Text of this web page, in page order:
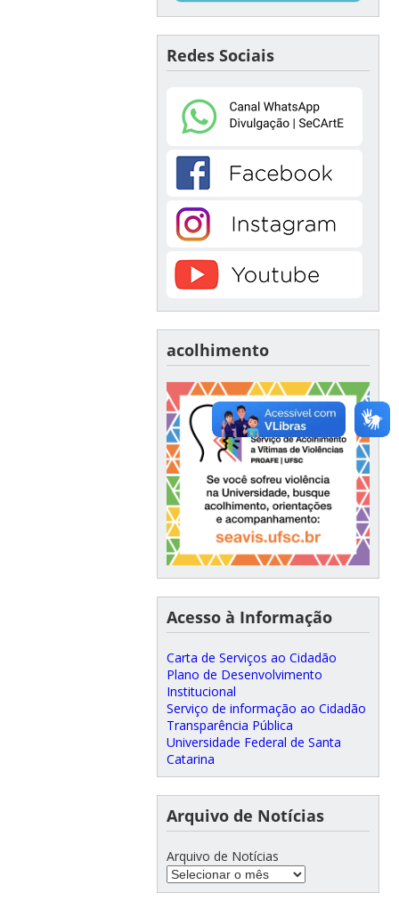
Redes Sociais
acolhimento
Acesso à Informação
Carta de Serviços ao Cidadão
Plano de Desenvolvimento
Institucional
Serviço de informação ao Cidadão
Transparência Pública
Universidade Federal de Santa
Catarina
Arquivo de Notícias
Arquivo de Notícias